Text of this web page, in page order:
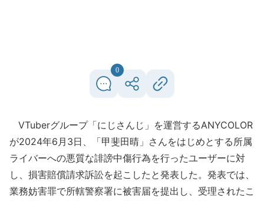
0
VTuberグループ「にじさんじ」を運営するANYCOLOR
が2024年6月3日、「甲斐田晴」さんをはじめとする所属
ライバーへの悪質な誹謗中傷行為を行ったユーザーに対
し、損害賠償請求訴訟を起こしたと発表した。発表では、
業務妨害罪で所轄警察署に被害届を提出し、受理されたこ